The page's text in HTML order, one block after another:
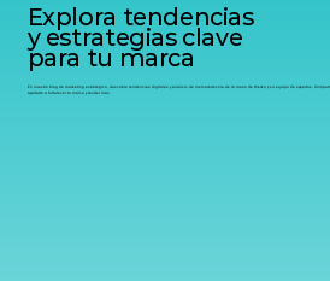
Explora tendencias
y estrategias clave
para tu marca
En nuestro blog de marketing estratégico, descubre tendencias digitales y análisis de mercadotecnia de la mano de Werko y su equipo de expertos.
ayudarte a fortalecer tu marca y vender más.